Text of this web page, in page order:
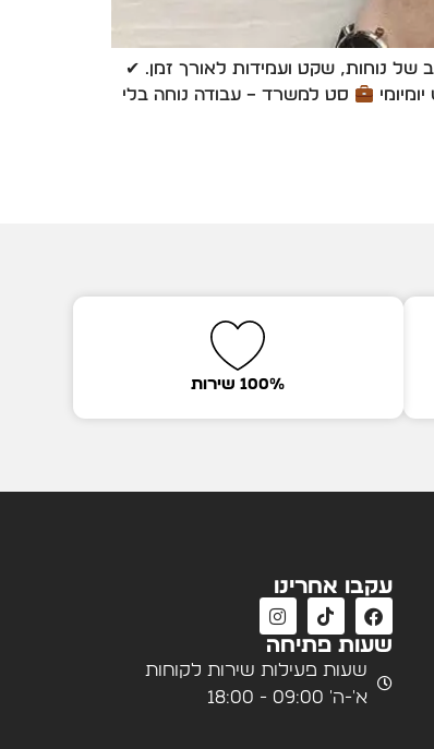
של נוחות, שקט ועמידות לאורך זמן. ✔
סט למשרד – עבודה נוחה בלי
100% שירות
עקבו אחרינו
שעות פתיחה
שעות פעילות שירות לקוחות
א'-ה' 09:00 - 18:00